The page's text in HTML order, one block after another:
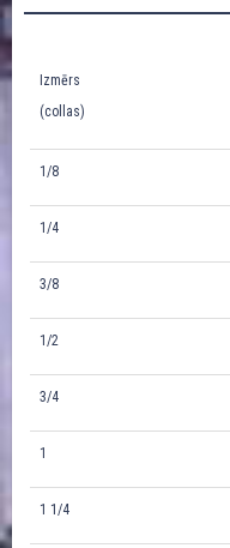
Izmērs
(collas)
1/8
1/4
3/8
1/2
3/4
1
1 1/4